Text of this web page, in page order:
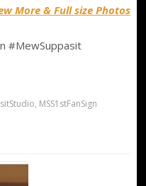
More & Full size Photos
#MewSuppasit
, MSS1stFanSign